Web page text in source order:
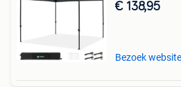
€ 138,95
Bezoek website